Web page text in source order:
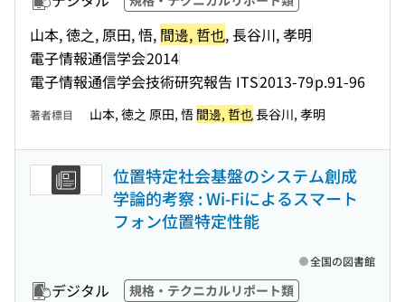
山本, 徳之, 原田, 悟, 間邊, 哲也, 長谷川, 孝明
電子情報通信学会2014
電子情報通信学会技術研究報告 ITS2013-79p.91-96
著者標目 山本, 徳之 原田, 悟 間邊, 哲也長谷川, 孝明
位置特定社会基盤のシステム創成
学論的考察 : Wi-Fiによるスマート
フォン位置特定性能
デジタル 規格・テクニカルリポート類
全国の図書館